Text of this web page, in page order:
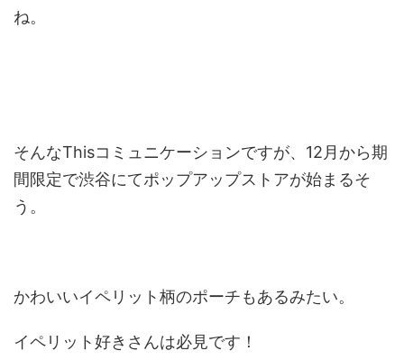
ね。
そんなThisコミュニケーションですが、12月から期
間限定で渋谷にてポップアップストアが始まるそ
う。
かわいいイペリット柄のポーチもあるみたい。
イペリット好きさんは必見です！